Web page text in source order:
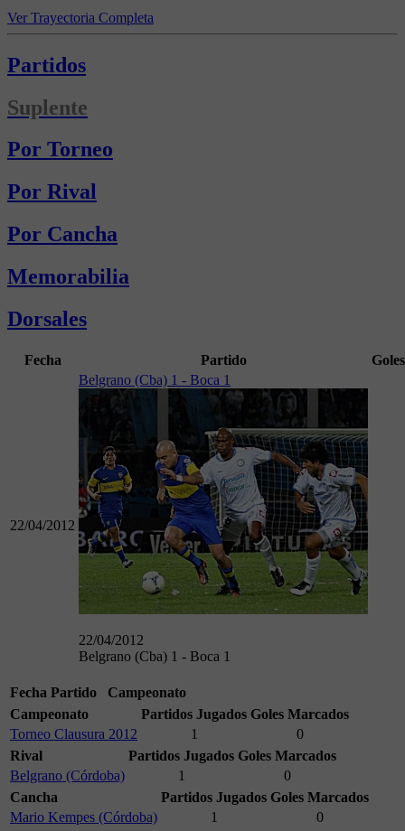
Ver Trayectoria Completa
Partidos
Suplente
Por Torneo
Por Rival
Por Cancha
Memorabilia
Dorsales
Fecha Partido Goles
22/04/2012
Belgrano (Cba) 1 - Boca 1
22/04/2012
Belgrano (Cba) 1 - Boca 1
Fecha Partido
Campeonato
Campeonato
Partidos Jugados Goles Marcados
Torneo Clausura 2012
1
0
Rival
Partidos Jugados Goles Marcados
Belgrano (Córdoba)
1
0
Cancha
Partidos Jugados Goles Marcados
Mario Kempes (Córdoba)
1
0